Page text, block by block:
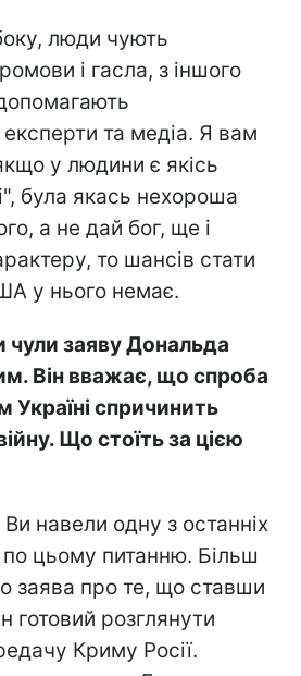
люди чують
і гасла, з іншого
експерти та медіа. Я вам
у людини є якісь
була якась нехороша
а не дай бог, ще і
то шансів стати
у нього немає.
чули заяву Дональда
Він вважає, що спроба
Україні спричинить
Що стоїть за цією
Ви навели одну з останніх
цьому питанню. Більш
заява про те, що ставши
готовий розглянути
Криму Росії.